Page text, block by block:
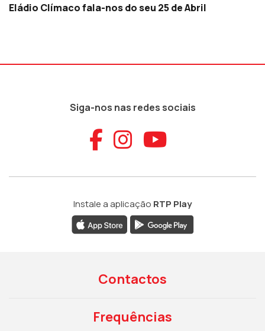
Eládio Clímaco fala-nos do seu 25 de Abril
Siga-nos nas redes sociais
Aceder ao
Aceder ao
Aceder
Instale a aplicação RTP Play
Contactos
Frequências